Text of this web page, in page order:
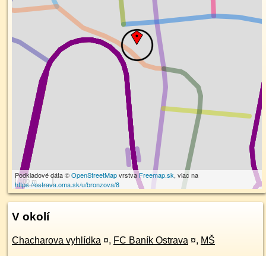
100 m
Podkladové dáta ©OpenStreetMapvrstvaFreemap.sk, viac na
https://ostrava.oma.sk/u/bronzova/8
V okolí
Chacharova vyhlídka ¤, FC Baník Ostrava ¤, MŠ